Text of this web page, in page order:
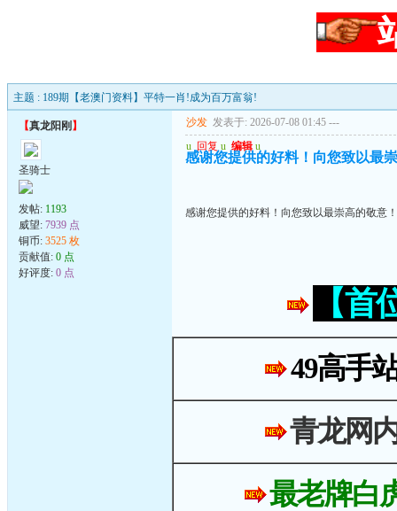
主题 : 189期【老澳门资料】平特一肖!成为百万富翁!
【真龙阳刚 】
圣骑士
发帖: 1193
威望: 7939 点
铜币: 3525 枚
贡献值: 0 点
好评度: 0 点
沙发 发表于: 2026-07-08 01:45 ---
u 回复 u 编辑 u
感谢您提供的好料！向您致以最
感谢您提供的好料！向您致以最崇高的敬意
【
49高手
青龙网
最老牌白